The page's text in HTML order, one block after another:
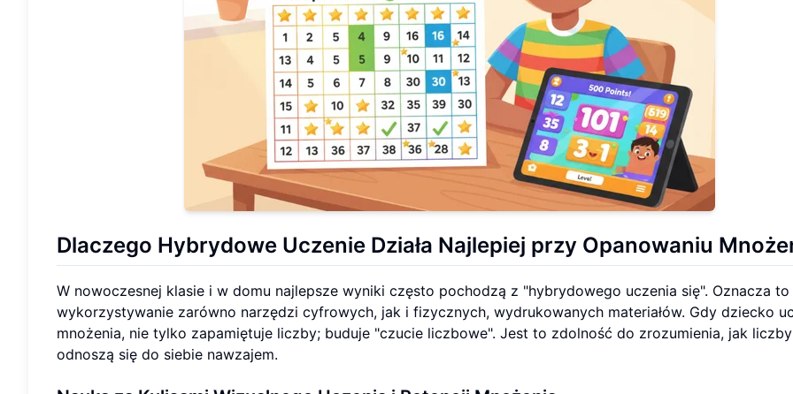
Dlaczego Hybrydowe Uczenie Działa Najlepiej przy Opanowaniu
W nowoczesnej klasie i w domu najlepsze wyniki często pochodzą z "hybrydowego uczenia się". Oznacza to
wykorzystywanie zarówno narzędzi cyfrowych, jak i fizycznych, wydrukowanych materiałów. Gdy dziecko
mnożenia, nie tylko zapamiętuje liczby; buduje "czucie liczbowe". Jest to zdolność do zrozumienia, jak liczby
odnoszą się do siebie nawzajem.